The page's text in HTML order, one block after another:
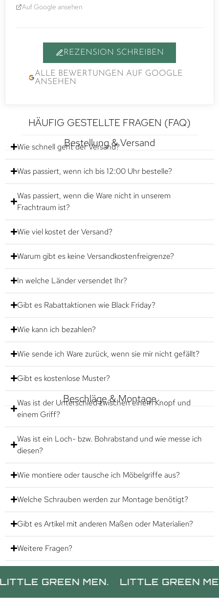
Auf Google ansehen
REZENSION SCHREIBEN
ALLE BEWERTUNGEN AUF GOOGLE
ANSEHEN
HÄUFIG GESTELLTE FRAGEN (FAQ)
Bestellung & Versand
Wie schnell geht der Versand?
Was passiert, wenn ich bis 12:00 Uhr bestelle?
Was passiert, wenn die Ware nicht in unserem
Frachtraum ist?
Wie viel kostet der Versand?
Warum gibt es keine Versandkostenfreigrenze?
In welche Länder versendet Ihr?
Gibt es Rabattaktionen wie Black Friday?
Wie kann ich bezahlen?
Wie sende ich Ware zurück, wenn sie mir nicht gefällt?
Gibt es kostenlose Muster?
Beschläge & Montage
Was ist der Unterschied zwischen einem Knopf und
einem Griff?
Was ist ein Loch- bzw. Bohrabstand und wie messe ich
diesen?
Wie montiere oder tausche ich Möbelgriffe aus?
Welche Schrauben werden zur Montage benötigt?
Gibt es Artikel mit anderen Maßen oder Materialien?
Weitere Fragen?
GREEN MEN. LITTLE GREEN MEN.